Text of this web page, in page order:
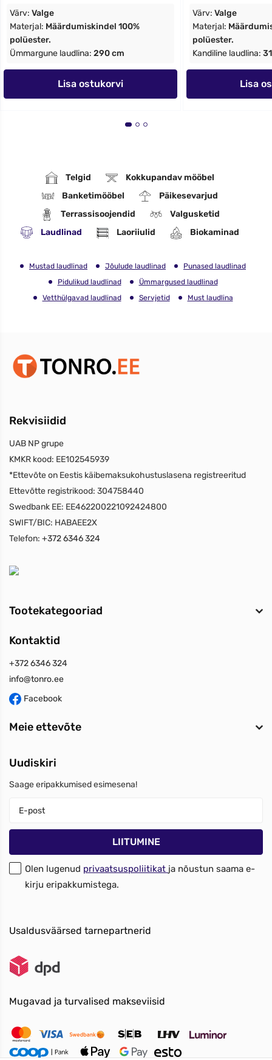
Värv: Valge
Materjal: Määrdumiskindel 100%
polüester.
Ümmargune laudlina: 290 cm
Lisa ostukorvi
Värv: Valge
Materjal:
polüester.
Kandiline laudlina:
Lisa
Telgid
Kokkupandav mööbel
Banketimööbel
Päikesevarjud
Terrassisoojendid
Valgusketid
Laudlinad
Laoriiulid Biokaminad
Mustad laudlinad Jõulude laudlinad
Punased laudlinad
Pidulikud laudlinad
Ümmargused laudlinad
Vetthülgavad laudlinad
Servjetid Must laudlina
Rekvisiidid
UAB NP grupe
KMKR kood: EE102545939
*Ettevõte on Eestis käibemaksukohustuslasena registreeritud
Ettevõtte registrikood: 304758440
Swedbank EE: EE462200221092424800
SWIFT/BIC: HABAEE2X
Telefon: +372 6346 324
Tootekategooriad
Kontaktid
+372 6346 324
info@tonro.ee
Facebook
Meie ettevõte
Uudiskiri
Saage eripakkumised esimesena!
Olen lugenud privaatsuspoliitikat ja nõustun saama e-
kirju eripakkumistega.
Usaldusväärsed tarnepartnerid
Mugavad ja turvalised makseviisid